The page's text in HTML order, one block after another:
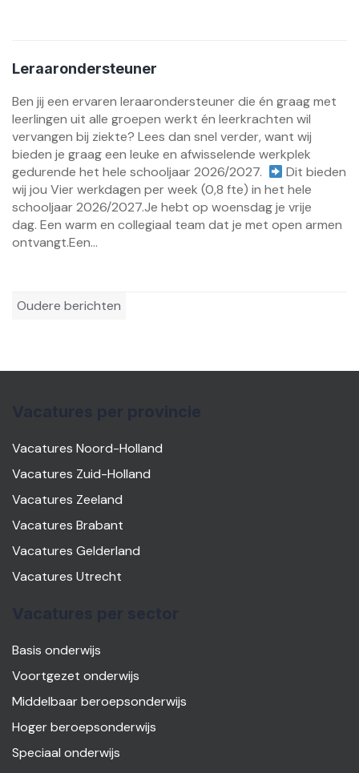
Leraarondersteuner
Ben jij een ervaren leraarondersteuner die én graag met
leerlingen uit alle groepen werkt én leerkrachten wil
vervangen bij ziekte? Lees dan snel verder, want wij
bieden je graag een leuke en afwisselende werkplek
gedurende het hele schooljaar 2026/2027.
Dit bieden
wij jou Vier werkdagen per week (0,8 fte) in het hele
schooljaar 2026/2027.Je hebt op woensdag je vrije
dag. Een warm en collegiaal team dat je met open armen
ontvangt.Een...
Berichtennavigatie
Oudere berichten
Vacatures Noord-Holland
Vacatures Zuid-Holland
Vacatures Zeeland
Vacatures Brabant
Vacatures Gelderland
Vacatures Utrecht
Basis onderwijs
Voortgezet onderwijs
Middelbaar beroepsonderwijs
Hoger beroepsonderwijs
Speciaal onderwijs